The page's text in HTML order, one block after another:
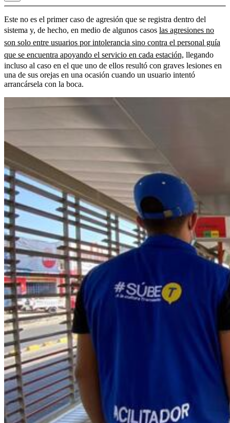
Este no es el primer caso de agresión que se registra dentro del
sistema y, de hecho, en medio de algunos casos las agresiones no
son solo entre usuarios por intolerancia sino contra el personal guía
que se encuentra apoyando el servicio en cada estación, llegando
incluso al caso en el que uno de ellos resultó con graves lesiones en
una de sus orejas en una ocasión cuando un usuario intentó
arrancársela con la boca.